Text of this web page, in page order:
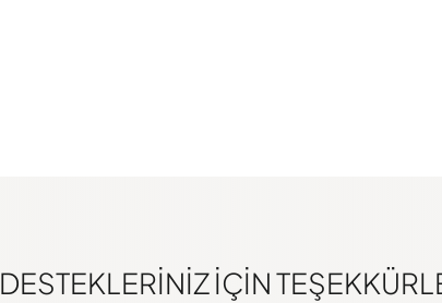
DESTEKLERINIZ IÇIN